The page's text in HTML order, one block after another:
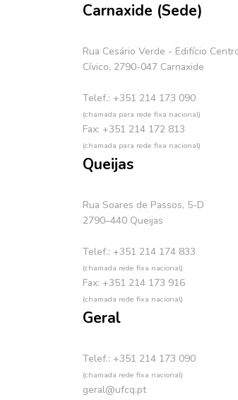
Carnaxide (Sede)
Rua Cesário Verde - Edifício
Cívico, 2790-047 Carnaxide
Telef.: +351 214 173 090
(chamada para rede fixa nacional)
Fax: +351 214 172 813
(chamada para rede fixa nacional)
Queijas
Rua Soares de Passos, 5-D
2790–440 Queijas
Telef.: +351 214 174 833
(chamada rede fixa nacional)
Fax: +351 214 173 916
(chamada rede fixa nacional)
Geral
Telef.: +351 214 173 090
(chamada rede fixa nacional)
geral@ufcq.pt